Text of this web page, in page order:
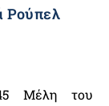
Ρούπελ
Μέλη του